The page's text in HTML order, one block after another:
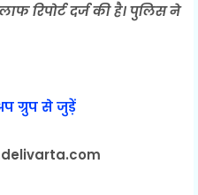
रिपोर्ट दर्ज की है। पुलिस ने
ग्रुप से जुड़ें